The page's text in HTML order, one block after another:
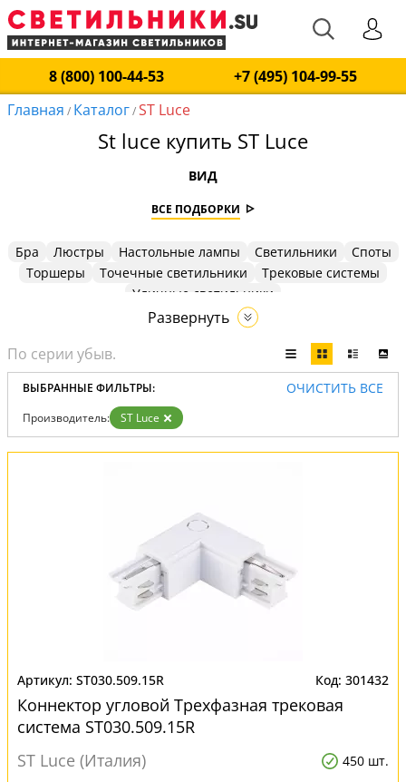
8 (800) 100-44-53
+7 (495) 104-99-55
Главная / Каталог/ST Luce
St luce купить ST Luce
ВИД
ВСЕ ПОДБОРКИ
Бра Люстры Настольные лампы Светильники
Споты
Торшеры
Точечные светильники
Трековые системы
Уличные светильники
Развернуть
ВЫБРАННЫЕ ФИЛЬТРЫ: ОЧИСТИТЬ ВСЕ
Производитель: ST Luce
ST030.509.15R 301432
Коннектор угловой Трехфазная трековая
система ST030.509.15R
ST Luce (Италия)
450 шт.